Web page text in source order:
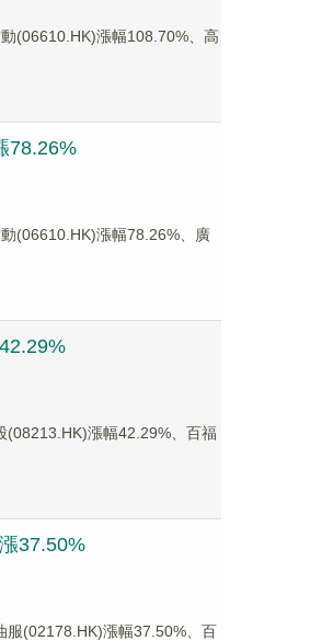
(06610.HK)漲幅108.70%、高
78.26%
(06610.HK)漲幅78.26%、廣
(08213.HK)漲幅42.29%、百福
37.50%
服(02178.HK)漲幅37.50%、百